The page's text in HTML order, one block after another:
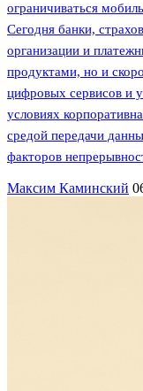
ограничиваться
Сегодня банки,
организации и
продуктами, но и
цифровых сервисов и
условиях
средой передачи
факторов
Максим Каминский